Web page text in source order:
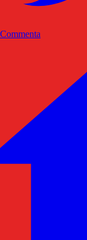
Commenta